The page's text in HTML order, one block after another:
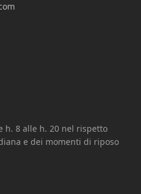
h. 8 alle h. 20 nel rispetto
e dei momenti di riposo